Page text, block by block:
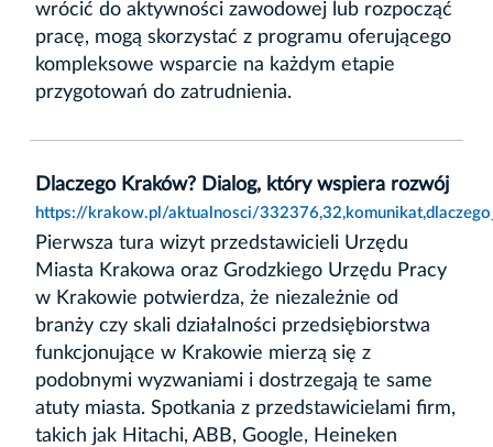
wrócić do aktywności zawodowej lub rozpocząć
pracę, mogą skorzystać z programu oferującego
kompleksowe wsparcie na każdym etapie
przygotowań do zatrudnienia.
Dlaczego Kraków? Dialog, który wspiera rozwój
https://krakow.pl/aktualnosci/
Pierwsza tura wizyt przedstawicieli Urzędu
Miasta Krakowa oraz Grodzkiego Urzędu Pracy
w Krakowie potwierdza, że niezależnie od
branży czy skali działalności przedsiębiorstwa
funkcjonujące w Krakowie mierzą się z
podobnymi wyzwaniami i dostrzegają te same
atuty miasta. Spotkania z przedstawicielami firm,
takich jak Hitachi, ABB, Google, Heineken